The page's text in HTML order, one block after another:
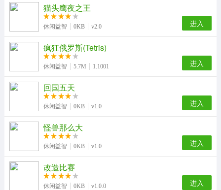
猫头鹰夜之王
休闲益智 0KB v2.0 进入
疯狂俄罗斯(Tetris)
休闲益智 5.7M 1.1001 进入
回国五天
休闲益智 0KB v1.0 进入
怪兽那么大
休闲益智 0KB v1.0 进入
改造比赛
休闲益智 0KB v1.0.0 进入